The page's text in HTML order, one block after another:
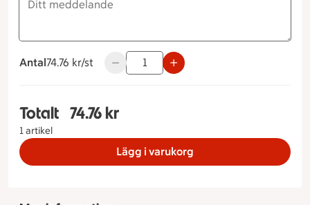
Antal
74.76 kronor styck
74.76 kr/st Använd knapparna för att minska eller
Totalt
1 artikel
Totalt 1 stycken Barnkalas, 74.76 kronor
74.76 kr
Lägg i varukorg